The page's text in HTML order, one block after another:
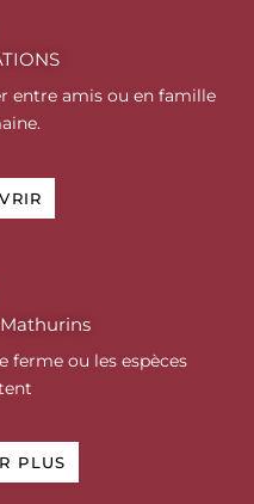
entre amis ou en famille
ferme ou les espèces
PLUS